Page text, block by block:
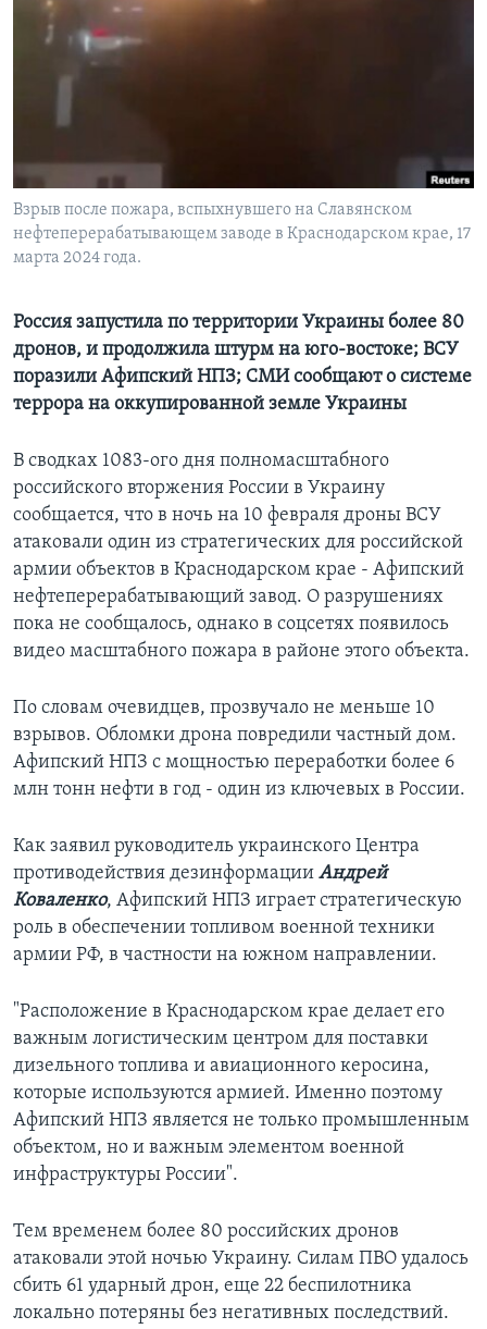
Learning English
Взрыв после пожара, вспыхнувшего на Славянском
нефтеперерабатывающем заводе в Краснодарском крае, 17
марта 2024 года.
Россия запустила по территории Украины более 80
дронов, и продолжила штурм на юго-востоке; ВСУ
поразили Афипский НПЗ; СМИ сообщают о системе
террора на оккупированной земле Украины
В сводках 1083-ого дня полномасштабного
российского вторжения России в Украину
сообщается, что в ночь на 10 февраля дроны ВСУ
атаковали один из стратегических для российской
армии объектов в Краснодарском крае - Афипский
нефтеперерабатывающий завод. О разрушениях
пока не сообщалось, однако в соцсетях появилось
видео масштабного пожара в районе этого объекта.
По словам очевидцев, прозвучало не меньше 10
взрывов. Обломки дрона повредили частный дом.
Афипский НПЗ с мощностью переработки более 6
млн тонн нефти в год - один из ключевых в России.
Как заявил руководитель украинского Центра
противодействия дезинформации Андрей
Коваленко, Афипский НПЗ играет стратегическую
роль в обеспечении топливом военной техники
армии РФ, в частности на южном направлении.
"Расположение в Краснодарском крае делает его
важным логистическим центром для поставки
дизельного топлива и авиационного керосина,
которые используются армией. Именно поэтому
Афипский НПЗ является не только промышленным
объектом, но и важным элементом военной
инфраструктуры России".
Тем временем более 80 российских дронов
атаковали этой ночью Украину. Силам ПВО удалось
сбить 61 ударный дрон, еще 22 беспилотника
локально потеряны без негативных последствий.